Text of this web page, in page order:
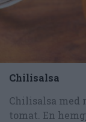
Chilisalsa
Chilisalsa med
tomat. En